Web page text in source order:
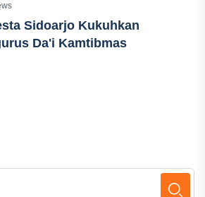
Sidoarjo Kukuhkan
Da'i Kamtibmas